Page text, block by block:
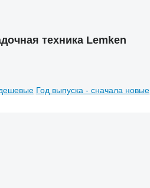
техника Lemken
Год выпуска - сначала новые